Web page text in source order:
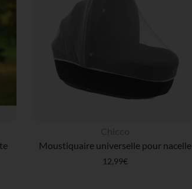
Moustiquaire universelle pour nacelle
12,99€